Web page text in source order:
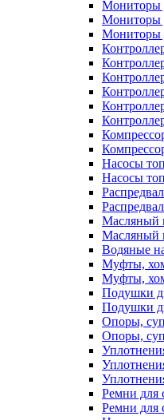
Мониторы
Мониторы
Мониторы
Насосы
Насосы
Масляный
Масляный
Водяные
Муфты,
Муфты,
Подушки
Подушки
Опоры,
Опоры,
Ремни для
Ремни для